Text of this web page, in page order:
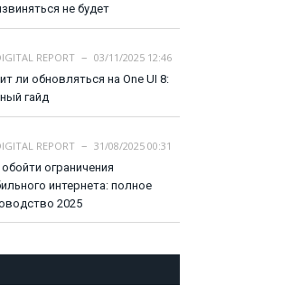
не будет
REPORT
03/11/2025 12:46
ли обновляться на One UI 8:
гайд
REPORT
31/08/2025 00:31
ограничения
интернета: полное
2025